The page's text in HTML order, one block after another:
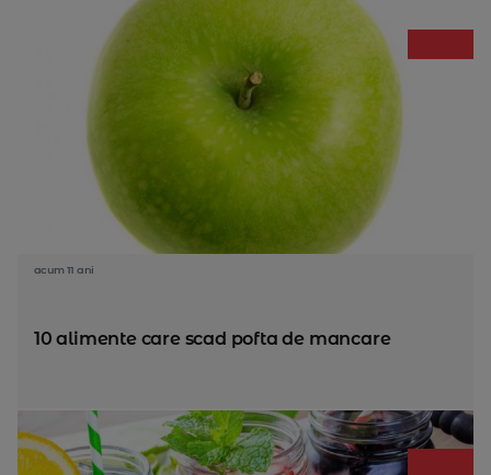
acum 11 ani
10 alimente care scad pofta de mancare